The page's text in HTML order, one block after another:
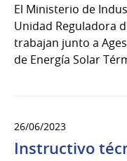
El Ministerio de
Unidad Reguladora
trabajan junto a
de Energía Solar
26/06/2023
Instructivo